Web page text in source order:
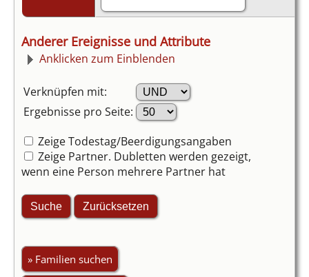
Anderer Ereignisse und Attribute
Anklicken zum Einblenden
Verknüpfen mit:
Ergebnisse pro Seite:
Zeige Todestag/Beerdigungsangaben
Zeige Partner. Dubletten werden gezeigt,
wenn eine Person mehrere Partner hat
» Familien suchen